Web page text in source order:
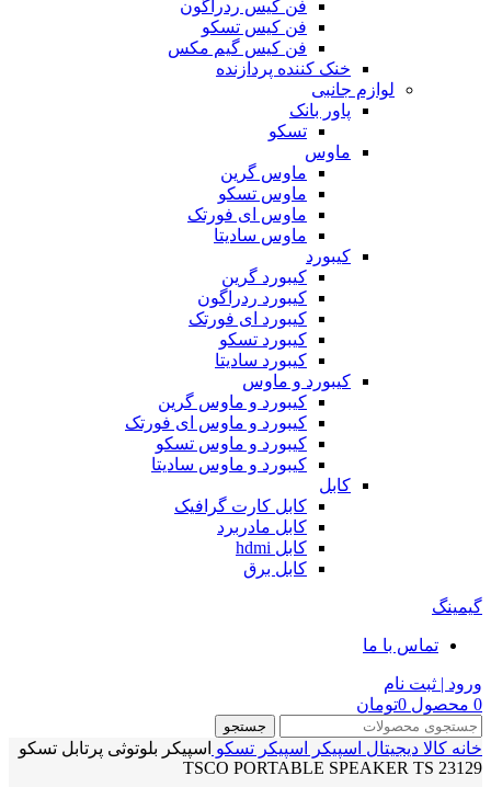
فن کیس ردراگون
فن کیس تسکو
فن کیس گیم مکس
خنک کننده پردازنده
لوازم جانبی
پاور بانک
تسکو
ماوس
ماوس گرین
ماوس تسکو
ماوس ای فورتک
ماوس سادیتا
کیبورد
کیبورد گرین
کیبورد ردراگون
کیبورد ای فورتک
کیبورد تسکو
کیبورد سادیتا
کیبورد و ماوس
کیبورد و ماوس گرین
کیبورد و ماوس ای فورتک
کیبورد و ماوس تسکو
کیبورد و ماوس سادیتا
کابل
کابل کارت گرافیک
کابل مادربرد
کابل hdmi
کابل برق
گیمینگ
تماس با ما
ورود | ثبت نام
0 محصول 0تومان
جستجو
خانه کالا دیجیتال اسپیکر اسپیکر تسکو اسپیکر بلوتوثی پرتابل تسکو
TSCO PORTABLE SPEAKER TS 23129